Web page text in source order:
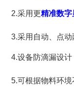
2.采用更精准数字
3.采用自动、点
4.设备防滴漏设
5.可根据物料环